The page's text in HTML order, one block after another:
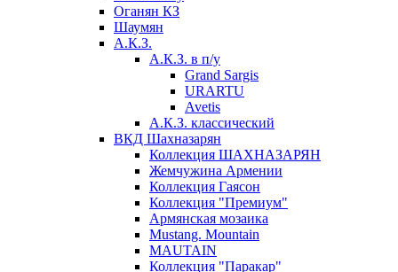
Оганян КЗ
Шаумян
А.К.З.
А.К.З. в п/у
Grand Sargis
URARTU
Avetis
А.К.З. классический
ВКД Шахназарян
Коллекция ШАХНАЗАРЯН
Жемчужина Армении
Коллекция Гаясон
Коллекция "Премиум"
Армянская мозаика
Mustang. Mountain
MAUTAIN
Коллекция "Паракар"